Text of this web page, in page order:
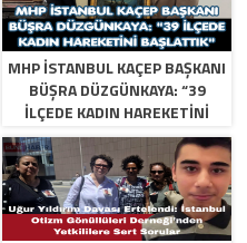
MHP İSTANBUL KAÇEP BAŞKANI
BÜŞRA DÜZGÜNKAYA: “39
İLÇEDE KADIN HAREKETINI
BAŞLATTIK”